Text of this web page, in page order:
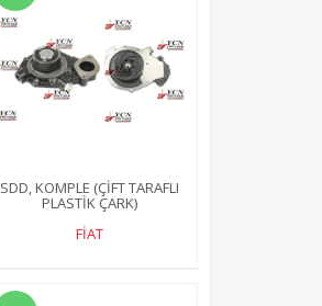
SDD, KOMPLE (ÇİFT TARAFLI
PLASTİK ÇARK)
FİAT